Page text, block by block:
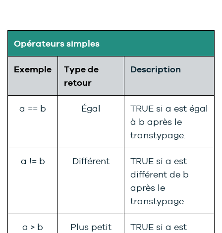
Opérateurs simples
Exemple
Type de
retour
Description
a == b Égal
TRUE si a est égal
à b après le
transtypage.
a != b Différent
TRUE si a est
différent de b
après le
transtypage.
a > b
Plus petit
TRUE si a est